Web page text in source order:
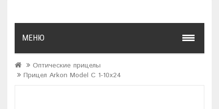
МЕНЮ
Оптические прицелы
Прицел Arkon Model С 1-10x24